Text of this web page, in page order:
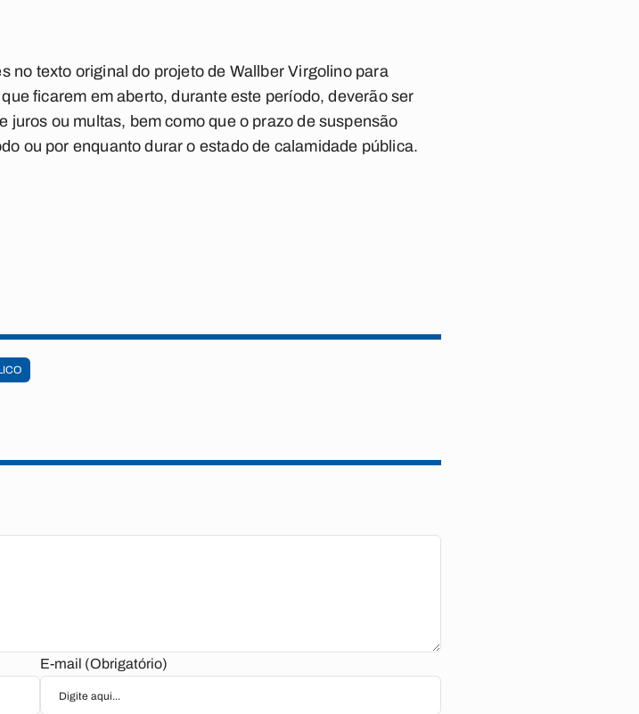
no texto original do projeto de Wallber Virgolino para
ficarem em aberto, durante este período, deverão ser
ou multas, bem como que o prazo de suspensão
ou por enquanto durar o estado de calamidade pública.
E-mail (Obrigatório)